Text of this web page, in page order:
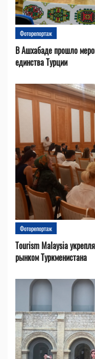
Фоторепортаж
В Ашхабаде прошло
единства Турции
Фоторепортаж
Tourism Malaysia
рынком Туркменистана